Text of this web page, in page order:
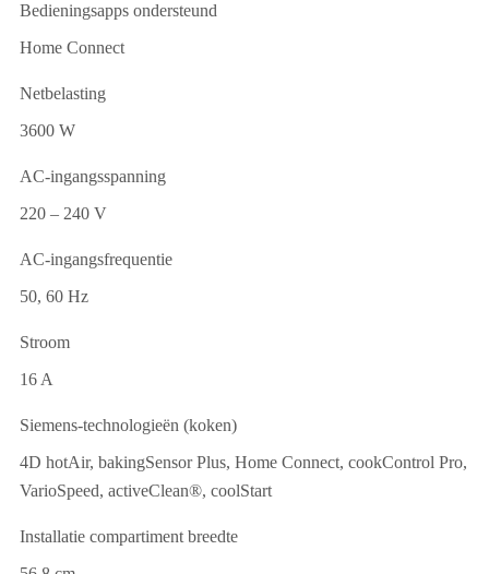
Bedieningsapps ondersteund
Home Connect
Netbelasting
3600 W
AC-ingangsspanning
220 – 240 V
AC-ingangsfrequentie
50, 60 Hz
Stroom
16 A
Siemens-technologieën (koken)
4D hotAir, bakingSensor Plus, Home Connect, cookControl Pro,
VarioSpeed, activeClean®, coolStart
Installatie compartiment breedte